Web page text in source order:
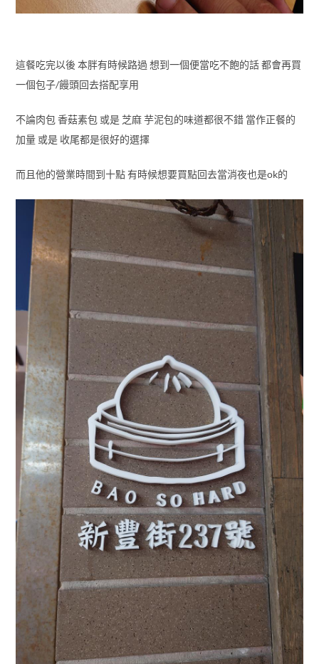
這餐吃完以後 本胖有時候路過 想到一個便當吃不飽的話 都會再買
一個包子/饅頭回去搭配享用
不論肉包 香菇素包 或是 芝麻 芋泥包的味道都很不錯 當作正餐的
加量 或是 收尾都是很好的選擇
而且他的營業時間到十點 有時候想要買點回去當消夜也是ok的